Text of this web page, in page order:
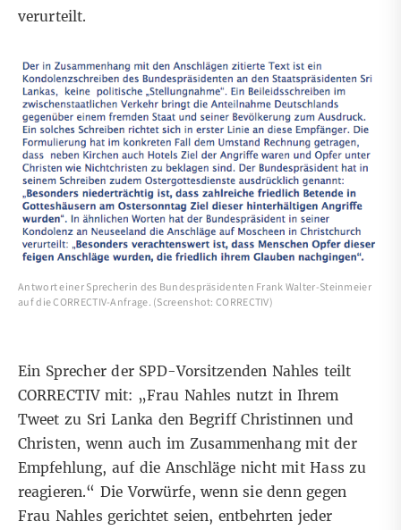
verurteilt.
Antwort einer Sprecherin des Bundespräsidenten Frank Walter-Steinmeier
auf die CORRECTIV-Anfrage. (Screenshot: CORRECTIV)
Ein Sprecher der SPD-Vorsitzenden Nahles teilt
CORRECTIV mit: „Frau Nahles nutzt in Ihrem
Tweet zu Sri Lanka den Begriff Christinnen und
Christen, wenn auch im Zusammenhang mit der
Empfehlung, auf die Anschläge nicht mit Hass zu
reagieren.“ Die Vorwürfe, wenn sie denn gegen
Frau Nahles gerichtet seien, entbehrten jeder